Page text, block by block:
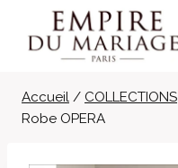
contenu
Accueil / COLLECTIONS
Robe OPERA